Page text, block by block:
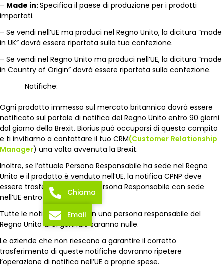
– Made in:Specifica il paese di produzione per i prodotti
importati.
– Se vendi nell’UE ma produci nel Regno Unito, la dicitura “made
in UK” dovrà essere riportata sulla tua confezione.
– Se vendi nel Regno Unito ma produci nell’UE, la dicitura “made
in Country of Origin” dovrà essere riportata sulla confezione.
Notifiche:
Ogni prodotto immesso sul mercato britannico dovrà essere
notificato sul portale di notifica del Regno Unito entro 90 giorni
dal giorno della Brexit. Biorius può occuparsi di questo compito
e ti invitiamo a contattare il tuo CRM(Customer Relationship
Manager) una volta avvenuta la Brexit.
Inoltre, se l’attuale Persona Responsabile ha sede nel Regno
Unito e il prodotto è venduto nell’UE, la notifica CPNP deve
essere trasferita a un’altra Persona Responsabile con sede
nell’UE entro il 31 gennaio.
Tutte le notifiche CPNP con una persona responsabile del
Regno Unito al 31 gennaio saranno nulle.
Le aziende che non riescono a garantire il corretto
trasferimento di queste notifiche dovranno ripetere
l’operazione di notifica nell’UE a proprie spese.
Chiama
Email